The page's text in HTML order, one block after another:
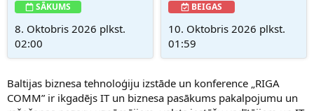
SĀKUMS
8. Oktobris 2026 plkst.
02:00
BEIGAS
10. Oktobris 2026 plkst.
01:59
Baltijas biznesa tehnoloģiju izstāde un konference „RIGA
COMM” ir ikgadējs IT un biznesa pasākums pakalpojumu un